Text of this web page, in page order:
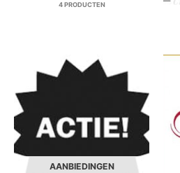
4 PRODUCTEN
AANBIEDINGEN